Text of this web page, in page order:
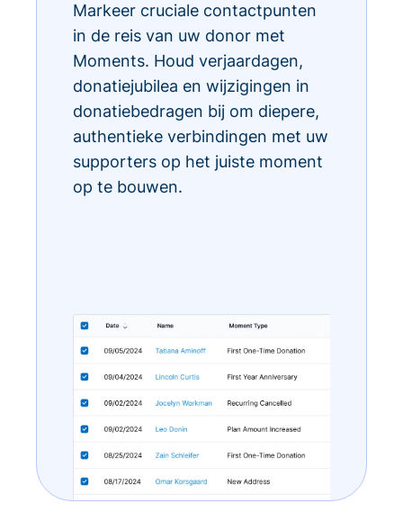
Markeer cruciale contactpunten
in de reis van uw donor met
Moments. Houd verjaardagen,
donatiejubilea en wijzigingen in
donatiebedragen bij om diepere,
authentieke verbindingen met uw
supporters op het juiste moment
op te bouwen.